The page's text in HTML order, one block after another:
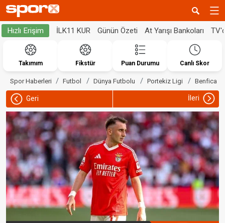
Hızlı Erişim İLK11 KUR Günün Özeti At Yarışı Bankoları
Takımım Fikstür Puan Durumu Canlı Skor
Spor Haberleri Futbol Dünya Futbolu Portekiz Ligi Benfica
Geri İleri